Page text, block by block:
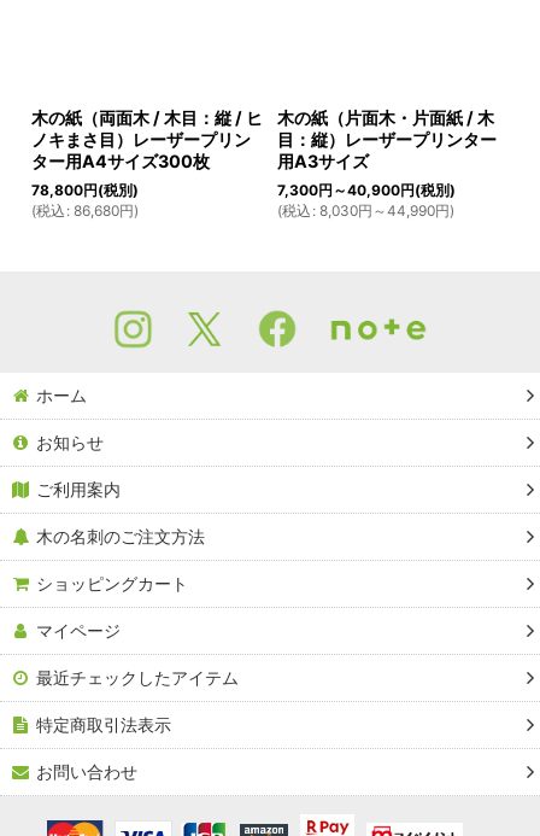
木の紙（両面木 / 木目：縦 / ヒ
ノキまさ目）レーザープリン
ター用A4サイズ300枚
78,800円(税別)
(税込 : 86,680円)
木の紙（片面木・片面紙 / 木
目：縦）レーザープリンター
用A3サイズ
7,300円 ～40,900円(税別)
(税込 : 8,030円 ～44,990円)
ホーム
お知らせ
ご利用案内
木の名刺のご注文方法
ショッピングカート
マイページ
最近チェックしたアイテム
特定商取引法表示
お問い合わせ